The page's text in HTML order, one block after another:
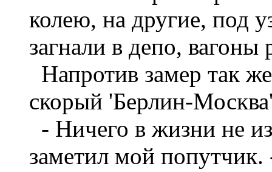
колею, на другие, под
загнали в депо,
Напротив замер так
скорый 'Берлин-
- Ничего в жизни не
заметил мой попутчик.